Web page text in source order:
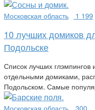
Московская область 1 199
10 лучших домиков
Подольске
Список лучших глэмпингов
отдельными домиками,
Подольском. Самые